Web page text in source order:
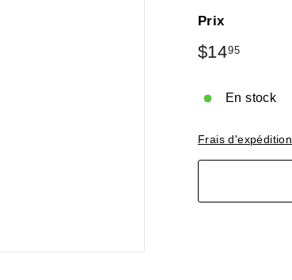
Prix
Prix
$1495
En stock
Frais d'expédition